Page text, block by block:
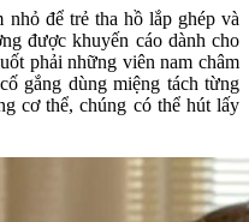
để trẻ tha hồ lắp ghép và
được khuyến cáo dành cho
phải những viên nam châm
gắng dùng miệng tách từng
cơ thể, chúng có thể hút lấy